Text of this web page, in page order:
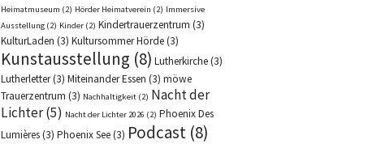
Heimatmuseum (2) Hörder Heimatverein (2) Immersive
Ausstellung (2) Kinder (2) Kindertrauerzentrum (3)
KulturLaden (3) Kultursommer Hörde(3)
Kunstausstellung (8) Lutherkirche(3)
Lutherletter(3) Miteinander Essen (3) möwe
Trauerzentrum (3) Nachhaltigkeit (2) Nacht der
Lichter(5) Nacht der Lichter 2026 (2) Phoenix Des
Lumières(3) Phoenix See(3) Podcast (8)